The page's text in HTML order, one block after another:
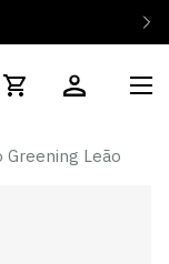
Greening Leão